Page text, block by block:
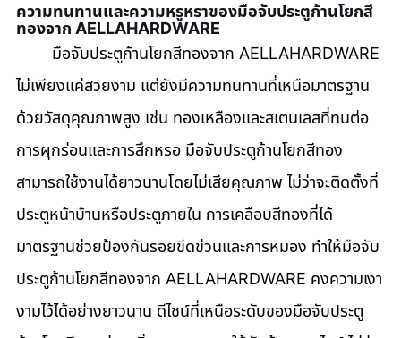
ความทนทานและความหรูหราของมือจับประตูก้านโยกสี
ทองจาก AELLAHARDWARE
มือจับประตูก้านโยกสีทองจาก AELLAHARDWARE
ไม่เพียงแค่สวยงาม แต่ยังมีความทนทานที่เหนือมาตรฐาน
ด้วยวัสดุคุณภาพสูง เช่น ทองเหลืองและสเตนเลสที่ทนต่อ
การผุกร่อนและการสึกหรอ มือจับประตูก้านโยกสีทอง
สามารถใช้งานได้ยาวนานโดยไม่เสียคุณภาพ ไม่ว่าจะติดตั้งที่
ประตูหน้าบ้านหรือประตูภายใน การเคลือบสีทองที่ได้
มาตรฐานช่วยป้องกันรอยขีดข่วนและการหมอง ทำให้มือจับ
ประตูก้านโยกสีทองจาก AELLAHARDWARE คงความเงา
งามไว้ได้อย่างยาวนาน ดีไซน์ที่เหนือระดับของมือจับประตู